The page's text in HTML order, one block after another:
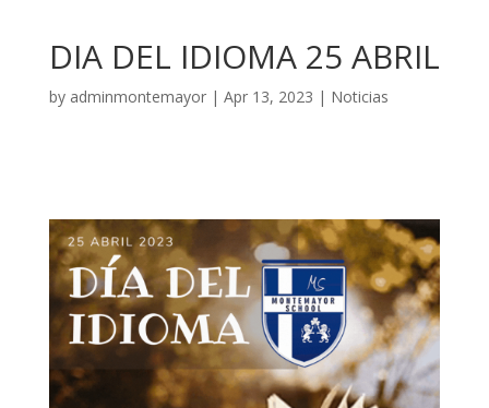
DIA DEL IDIOMA 25 ABRIL
by adminmontemayor| Apr 13, 2023 | Noticias